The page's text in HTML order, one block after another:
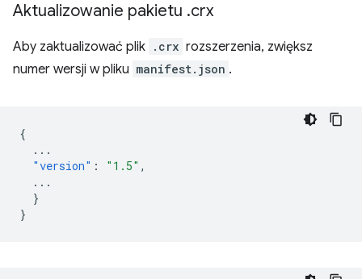
Aktualizowanie pakietu .crx
Aby zaktualizować plik .crx rozszerzenia, zwiększ
numer wersji w pliku manifest.json .
{
...
"version" : "1.5" ,
...
}
}